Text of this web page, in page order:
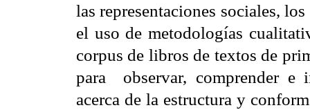
las representaciones sociales,
el uso de metodologías
corpus de libros de textos de
para
observar, comprender e
acerca de la estructura y